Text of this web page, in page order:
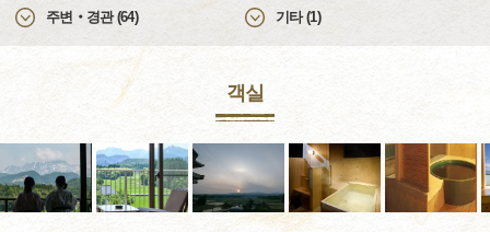
주변‧경관 (64) 기타 (1)
객실